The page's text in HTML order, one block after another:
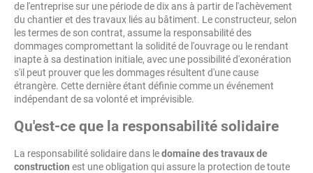
de l'entreprise sur une période de dix ans à partir de l'achèvement
du chantier et des travaux liés au bâtiment. Le constructeur, selon
les termes de son contrat, assume la responsabilité des
dommages compromettant la solidité de l'ouvrage ou le rendant
inapte à sa destination initiale, avec une possibilité d'exonération
s'il peut prouver que les dommages résultent d'une cause
étrangère. Cette dernière étant définie comme un événement
indépendant de sa volonté et imprévisible.
Qu'est-ce que la responsabilité solidaire
La responsabilité solidaire dans ledomaine des travaux de
construction est une obligation qui assure la protection de toute